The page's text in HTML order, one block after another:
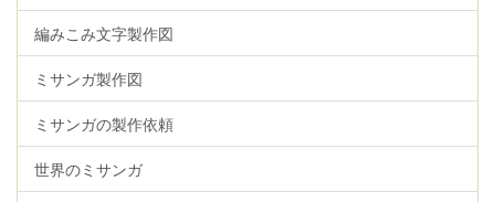
編みこみ文字製作図
ミサンガ製作図
ミサンガの製作依頼
世界のミサンガ